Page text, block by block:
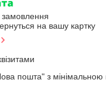
на вашу картку
пошта" з